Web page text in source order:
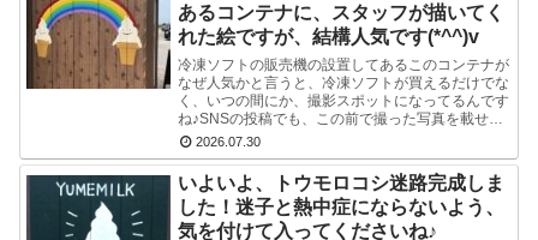
あるコンテナに、スタッフが描いてく
れた絵ですが、結構人気です(*^^)v
冷凍ソフトの販売機の設置してあるこのコンテナが
なぜ人気かと言うと、冷凍ソフトが買えるだけでな
く、いつの間にか、撮影スポットになってるんです
ね♪SNSの投稿でも、この前で撮った写真を載せて
る方多数です(^-^) かわいい写真が撮れますよ♪冷
2026.07.30
いよいよ、トウモロコシ迷路完成しま
した！迷子と熱中症にならないよう、
気を付けて入ってくださいね♪